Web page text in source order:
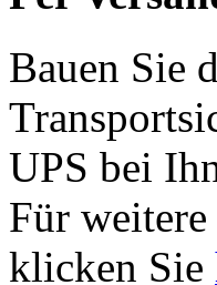
Bauen Sie
UPS bei
Für
klicken Sie